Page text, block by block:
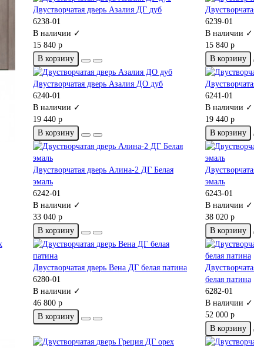
Двустворчатая дверь Азалия ДГ дуб
6238-01
В наличии ✓
15 840 р
В корзину
6239-01
В наличии ✓
15 840 р
В корзину
Двустворчатая дверь Азалия ДО дуб
6240-01
В наличии ✓
19 440 р
В корзину
6241-01
В наличии ✓
19 440 р
В корзину
Двустворчатая дверь Алина-2 ДГ Белая
эмаль
6242-01
В наличии ✓
33 040 р
В корзину
эмаль
6243-01
В наличии ✓
38 020 р
В корзину
Двустворчатая дверь Вена ДГ белая патина
6280-01
В наличии ✓
46 800 р
В корзину
белая патина
6282-01
В наличии ✓
52 000 р
В корзину